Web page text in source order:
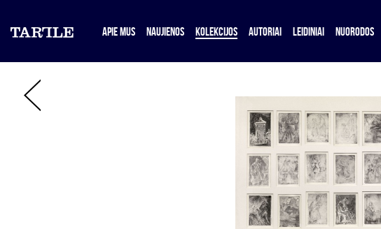
APIE MUS NAUJIENOS KOLEKCIJOS AUTORIAI LEIDINIAI NUORODOS